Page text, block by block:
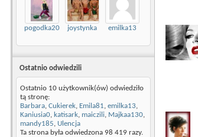
pogodka20 joystynka emilka13
Ostatnio odwiedzili
Ostatnio 10 użytkownik(ów) odwiedziło
tą stronę:
Barbara Cukierek Emila81 emilka13
Kaniusia0
katisark maiczili Majkaa130
mandy185
Ulencja
Ta strona była odwiedzona 98 419 razy.